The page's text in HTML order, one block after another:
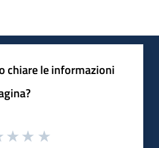
chiare le informazioni